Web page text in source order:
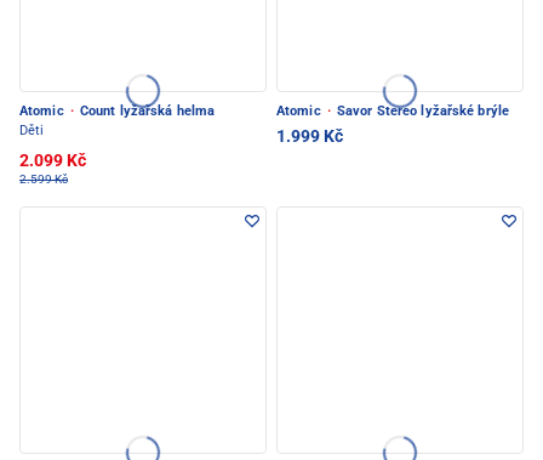
Atomic · Count lyžařská helma
Děti
2.099 Kč
2.599 Kč
Atomic · Savor Stereo lyžařské brýle
1.999 Kč